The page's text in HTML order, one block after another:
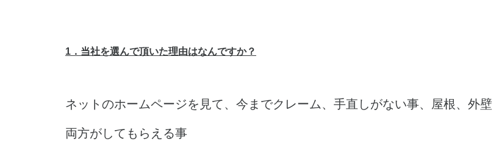
1．当社を選んで頂いた理由はなんですか？
ネットのホームページを見て、今までクレーム、手直しがない事、屋根、外壁
両方がしてもらえる事